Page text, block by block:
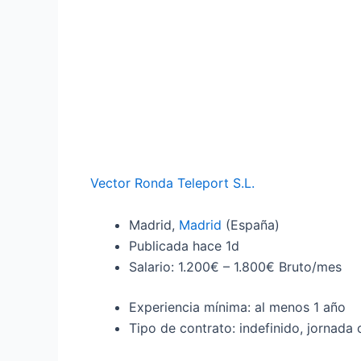
Vector Ronda Teleport S.L.
Madrid, Madrid (España)
Publicada hace 1d
Salario: 1.200€ – 1.800€ Bruto/mes
Experiencia mínima: al menos 1 año
Tipo de contrato: indefinido, jornada